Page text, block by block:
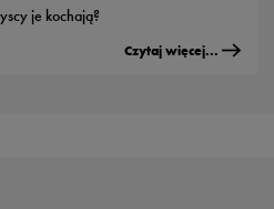
je kochają?
Czytaj więcej...